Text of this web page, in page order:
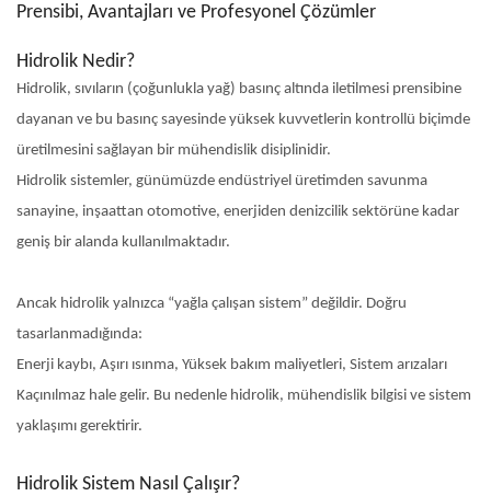
Prensibi, Avantajları ve Profesyonel Çözümler
Hidrolik Nedir?
Hidrolik, sıvıların (çoğunlukla yağ) basınç altında iletilmesi prensibine
dayanan ve bu basınç sayesinde yüksek kuvvetlerin kontrollü biçimde
üretilmesini sağlayan bir mühendislik disiplinidir.
Hidrolik sistemler, günümüzde endüstriyel üretimden savunma
sanayine, inşaattan otomotive, enerjiden denizcilik sektörüne kadar
geniş bir alanda kullanılmaktadır.
Ancak hidrolik yalnızca “yağla çalışan sistem” değildir. Doğru
tasarlanmadığında:
Enerji kaybı, Aşırı ısınma, Yüksek bakım maliyetleri, Sistem arızaları
Kaçınılmaz hale gelir. Bu nedenle hidrolik, mühendislik bilgisi ve sistem
yaklaşımı gerektirir.
Hidrolik Sistem Nasıl Çalışır?